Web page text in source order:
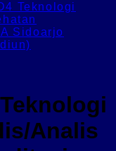
Analis